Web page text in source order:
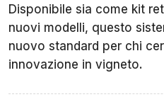
Disponibile sia come kit
nuovi modelli, questo
nuovo standard per chi
innovazione in vigneto.